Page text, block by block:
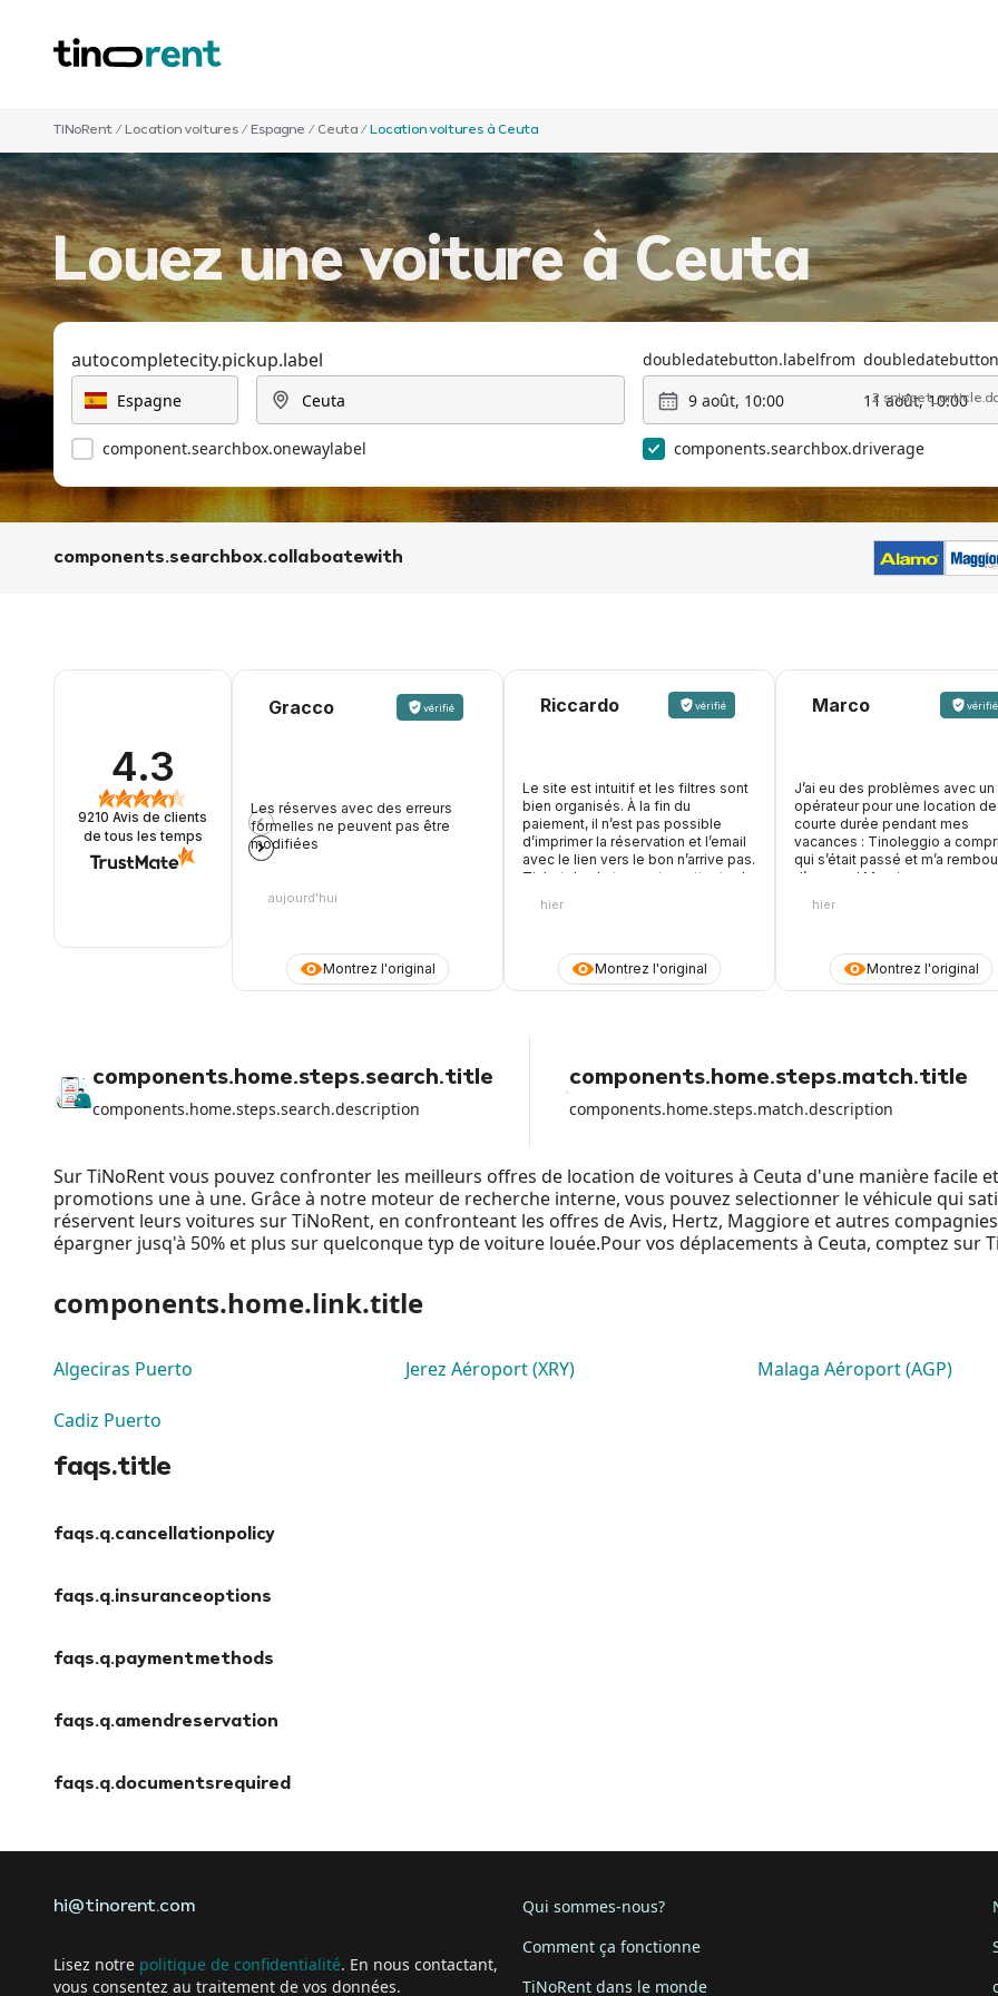
TiNoRent / Location voitures / Espagne / Ceuta / Location voitures à Ceuta
Louez une voiture à Ceuta
autocompletecity.pickup.label
component.searchbox.onewaylabel
doubledatebutton.labelfrom
9 août, 10:00
11 août, 10:00
2
components.searchbox.driverage
components.searchbox.collaboatewith
4.3
9210 Avis de clients
de tous les temps
Montrez l'original
Gracco vérifié
Les réserves avec des erreurs
formelles ne peuvent pas être
modifiées
aujourd'hui
Montrez l'original
Riccardo vérifié
Le site est intuitif et les filtres sont
bien organisés. À la fin du
paiement, il n’est pas possible
d’imprimer la réservation et l’email
avec le lien vers le bon n’arrive pas.
Ticket de chat ouvert en attente de
hier
Montrez l'original
Marco vérifié
J’ai eu des problèmes avec un
opérateur pour une location de
courte durée pendant mes
vacances : Tinoleggio a
qui s’était passé et m’a
d’avance ! Merci encore
hier
components.home.steps.search.title
components.home.steps.search.description
components.home.steps.match.title
components.home.steps.match.description
Sur TiNoRent vous pouvez confronter les meilleurs offres de location de voitures à Ceuta d'une manière facile
promotions une à une. Grâce à notre moteur de recherche interne, vous pouvez selectionner le véhicule qui
réservent leurs voitures sur TiNoRent, en confronteant les offres de Avis, Hertz, Maggiore et autres
épargner jusq'à 50% et plus sur quelconque typ de voiture louée.Pour vos déplacements à Ceuta, comptez sur
components.home.link.title
Algeciras Puerto Jerez Aéroport (XRY) Malaga Aéroport (AGP)
Cadiz Puerto
faqs.title
faqs.q.cancellationpolicy
faqs.q.insuranceoptions
faqs.q.paymentmethods
faqs.q.amendreservation
faqs.q.documentsrequired
hi@tinorent.com
Lisez notre politique de confidentialité. En nous contactant,
vous consentez au traitement de vos données.
Qui sommes-nous?
Comment ça fonctionne
TiNoRent dans le monde